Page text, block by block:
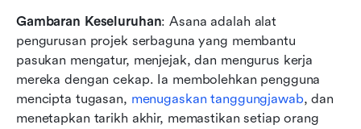
Gambaran Keseluruhan: Asana adalah alat
pengurusan projek serbaguna yang membantu
pasukan mengatur, menjejak, dan mengurus kerja
mereka dengan cekap. Ia membolehkan pengguna
mencipta tugasan, menugaskan tanggungjawab, dan
menetapkan tarikh akhir, memastikan setiap orang